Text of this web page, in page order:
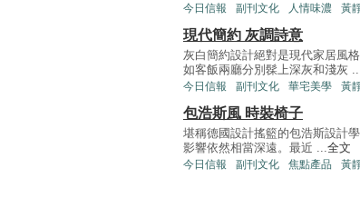
今日信報 副刊文化 人情味濃 黃
現代簡約 灰調詩意
灰白簡約設計絕對是現代家居風
如客飯兩廳分別髹上深灰和淺灰 ...
今日信報 副刊文化 華宅美學 黃
包浩斯風 時裝椅子
堪稱德國設計搖籃的包浩斯設計
影響依然相當深遠。最近 ... 全文
今日信報 副刊文化 焦點產品 黃